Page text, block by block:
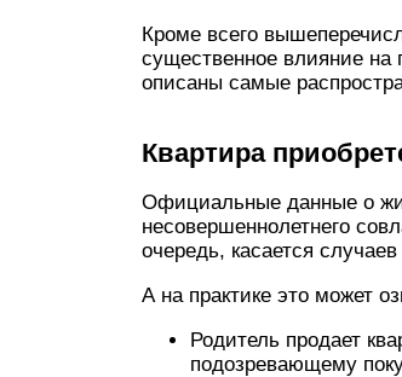
Кроме всего
существенное влияние
описаны самые
Квартира
Официальные данные о
несовершеннолетнего
очередь, касается
А на практике это может
Родитель продает
подозревающему